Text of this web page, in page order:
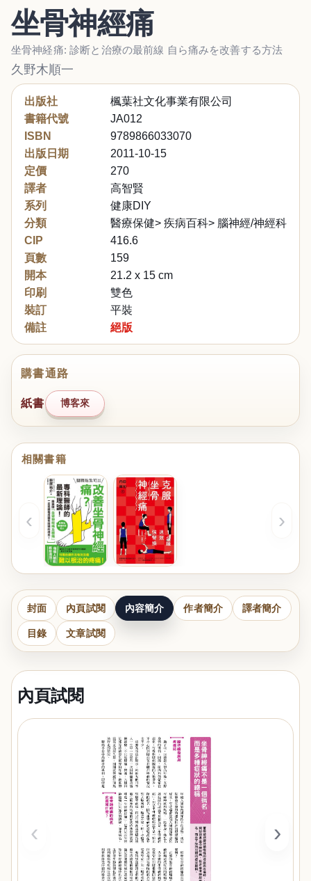
坐骨神經痛
坐骨神経痛: 診断と治療の最前線 自ら痛みを改善する方法
久野木順一
出版社
楓葉社文化事業有限公司
書籍代號
JA012
ISBN
9789866033070
出版日期
2011-10-15
定價
270
譯者
高智賢
系列
健康DIY
分類
醫療保健> 疾病百科> 腦神經/神經科
CIP
416.6
頁數
159
開本
21.2 x 15 cm
印刷
雙色
裝訂
平裝
備註
絕版
購書通路
紙書 博客來
相關書籍
‹ ›
封面 內頁試閱 內容簡介 作者簡介 譯者簡介
目錄 文章試閱
內頁試閱
‹ ›